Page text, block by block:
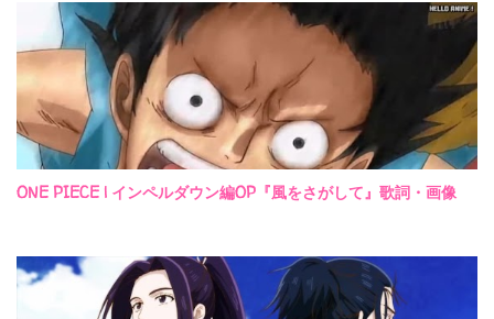
ONE PIECE | インペルダウン編OP『風をさがして』歌詞・画像